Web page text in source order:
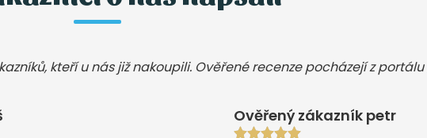
kteří u nás již nakoupili. Ověřené recenze pocházejí z portálu
Ověřený zákazník petr